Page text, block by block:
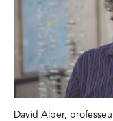
David Alper,